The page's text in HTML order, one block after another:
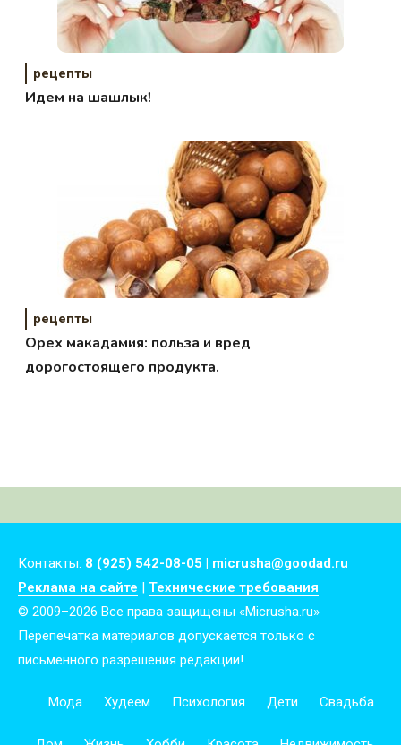
рецепты
Идем на шашлык!
рецепты
Орех макадамия: польза и вред
дорогостоящего продукта.
Контакты: 8 (925) 542-08-05 | micrusha@goodad.ru
Реклама на сайте | Технические требования
© 2009–2026 Все права защищены «Micrusha.ru»
Перепечатка материалов допускается только с
письменного разрешения редакции!
Мода Худеем Психология Дети Свадьба